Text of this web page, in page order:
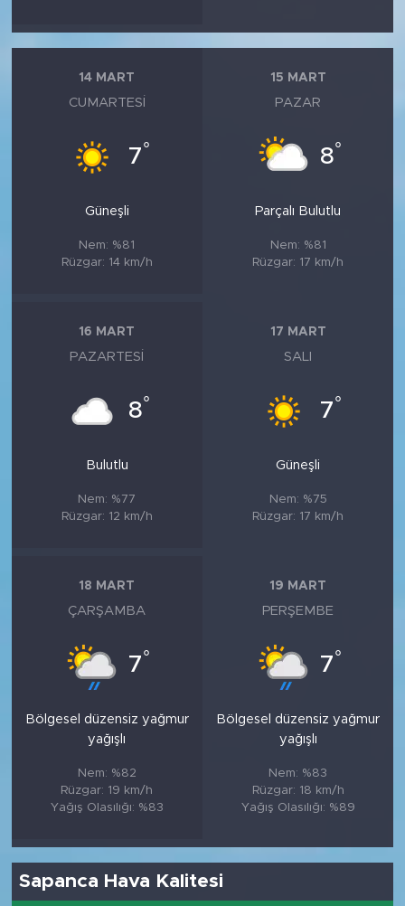
14 MART
CUMARTESI
7°
Güneşli
Nem: %81
Rüzgar: 14 km/h
15 MART
PAZAR
8°
Parçalı Bulutlu
Nem: %81
Rüzgar: 17 km/h
16 MART
PAZARTESI
8°
Bulutlu
Nem: %77
Rüzgar: 12 km/h
17 MART
SALI
7°
Güneşli
Nem: %75
Rüzgar: 17 km/h
18 MART
ÇARŞAMBA
7°
Bölgesel düzensiz yağmur
yağışlı
Nem: %82
Rüzgar: 19 km/h
Yağış Olasılığı: %83
19 MART
PERŞEMBE
7°
Bölgesel düzensiz yağmur
yağışlı
Nem: %83
Rüzgar: 18 km/h
Yağış Olasılığı: %89
Sapanca Hava Kalitesi